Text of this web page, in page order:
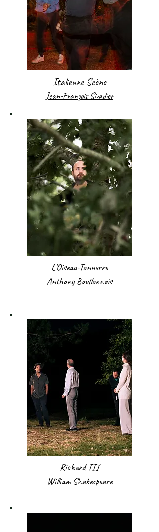
Italienne Scène
Jean-François Sivadier
L'Oiseau-Tonnerre
Anthony Boullonnois
Richard III
William Shakespeare